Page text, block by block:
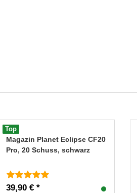
Top
Magazin Planet Eclipse CF20
Pro, 20 Schuss, schwarz
39,90 € *